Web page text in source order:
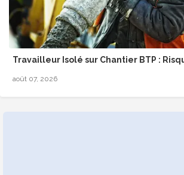
Travailleur Isolé sur Chantier BTP :
août 07, 2026